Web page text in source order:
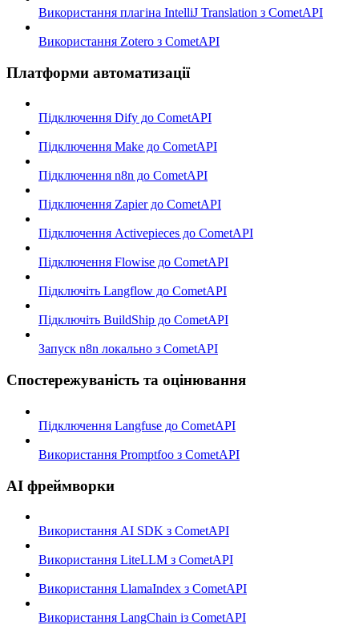
Використання плагіна IntelliJ Translation з CometAPI
Використання Zotero з CometAPI
Платформи автоматизації
Підключення Dify до CometAPI
Підключення Make до CometAPI
Підключення n8n до CometAPI
Підключення Zapier до CometAPI
Підключення Activepieces до CometAPI
Підключення Flowise до CometAPI
Підключіть Langflow до CometAPI
Підключіть BuildShip до CometAPI
Запуск n8n локально з CometAPI
Спостережуваність та оцінювання
Підключення Langfuse до CometAPI
Використання Promptfoo з CometAPI
AI фреймворки
Використання AI SDK з CometAPI
Використання LiteLLM з CometAPI
Використання LlamaIndex з CometAPI
Використання LangChain із CometAPI